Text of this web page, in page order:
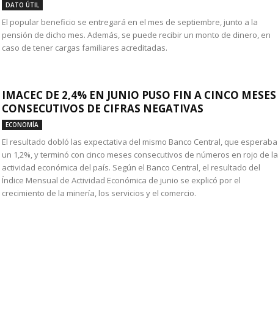
DATO ÚTIL
El popular beneficio se entregará en el mes de septiembre, junto a la
pensión de dicho mes. Además, se puede recibir un monto de dinero, en
caso de tener cargas familiares acreditadas.
IMACEC DE 2,4% EN JUNIO PUSO FIN A CINCO MESES
CONSECUTIVOS DE CIFRAS NEGATIVAS
ECONOMÍA
El resultado dobló las expectativa del mismo Banco Central, que esperaba
un 1,2%, y terminó con cinco meses consecutivos de números en rojo de la
actividad económica del país. Según el Banco Central, el resultado del
Índice Mensual de Actividad Económica de junio se explicó por el
crecimiento de la minería, los servicios y el comercio.